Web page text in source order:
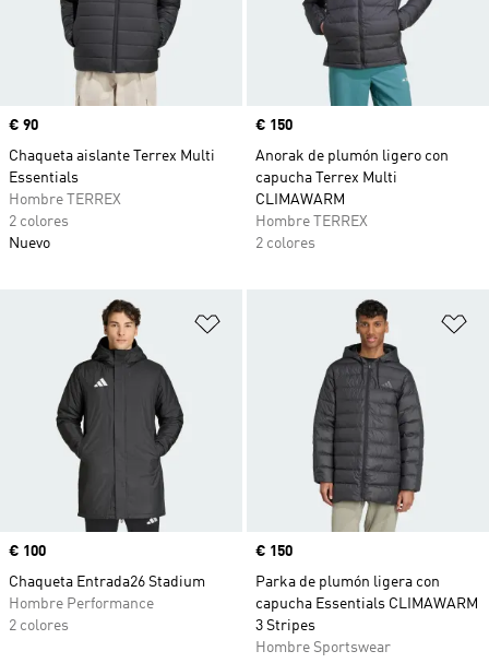
Precio
€ 90
Chaqueta aislante Terrex Multi
Essentials
Hombre TERREX
2 colores
Nuevo
Precio
€ 150
Anorak de plumón ligero con
capucha Terrex Multi
CLIMAWARM
Hombre TERREX
2 colores
Añadir a la lista de deseos
Precio
€ 100
Chaqueta Entrada26 Stadium
Hombre Performance
2 colores
Precio
€ 150
Parka de plumón ligera con
capucha Essentials CLIMAWARM
3 Stripes
Hombre Sportswear